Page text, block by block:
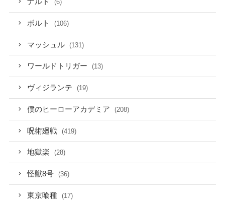
(6)
ボルト (106)
マッシュル (131)
ワールドトリガー (13)
ヴィジランテ (19)
僕のヒーローアカデミア (208)
呪術廻戦 (419)
地獄楽 (28)
怪獣8号 (36)
東京喰種 (17)